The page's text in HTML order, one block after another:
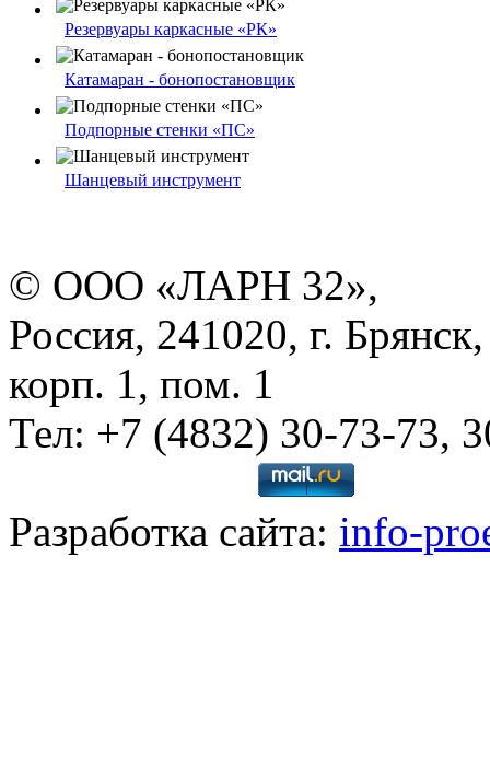
Резервуары каркасные «РК»
Катамаран - бонопостановщик
Подпорные стенки «ПС»
Шанцевый инструмент
© ООО «ЛАРН 32»,
Россия, 241020, г.
корп. 1, пом. 1
Тел: +7 (4832) 30-73-73,
Разработка сайта: info-